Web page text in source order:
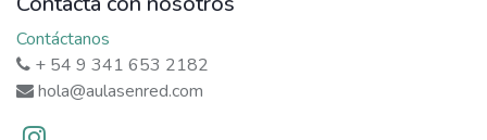
Contáctanos
+ 54 9 341 653 2182
hola@aulasenred.com